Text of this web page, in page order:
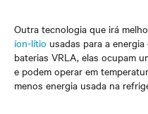
Outra tecnologia que irá
íon-lítio usadas para a
baterias VRLA, elas ocupam
e podem operar em
menos energia usada na